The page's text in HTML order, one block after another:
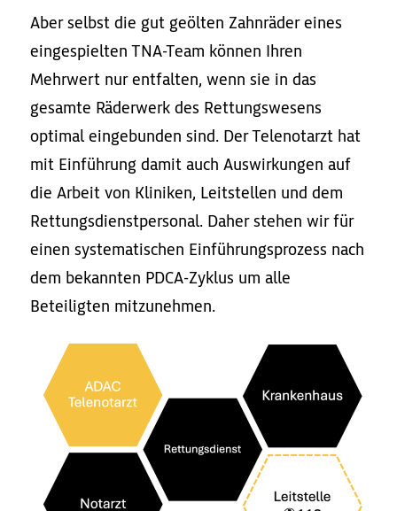
Aber selbst die gut geölten Zahnräder eines
eingespielten TNA-Team können Ihren
Mehrwert nur entfalten, wenn sie in das
gesamte Räderwerk des Rettungswesens
optimal eingebunden sind. Der Telenotarzt hat
mit Einführung damit auch Auswirkungen auf
die Arbeit von Kliniken, Leitstellen und dem
Rettungsdienstpersonal. Daher stehen wir für
einen systematischen Einführungsprozess nach
dem bekannten PDCA-Zyklus um alle
Beteiligten mitzunehmen.